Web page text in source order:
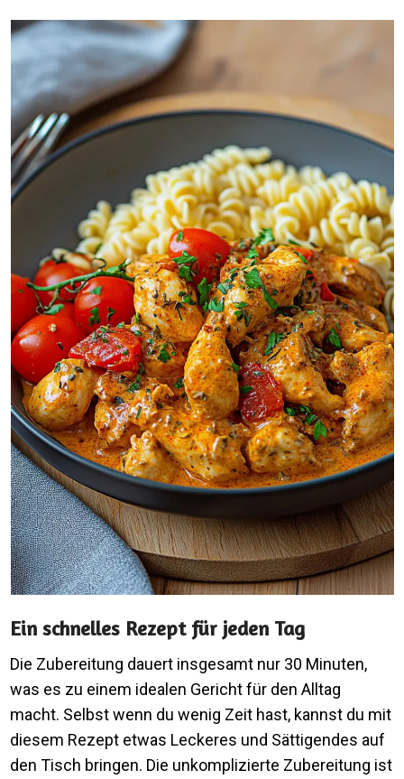
Ein schnelles Rezept für jeden Tag
Die Zubereitung dauert insgesamt nur 30 Minuten,
was es zu einem idealen Gericht für den Alltag
macht. Selbst wenn du wenig Zeit hast, kannst du mit
diesem Rezept etwas Leckeres und Sättigendes auf
den Tisch bringen. Die unkomplizierte Zubereitung ist